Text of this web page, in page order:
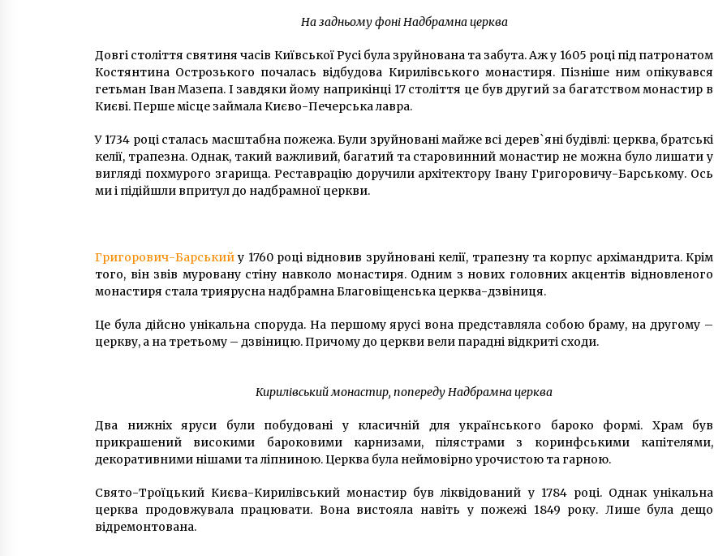
На задньому фоні Надбрамна церква
Довгі століття святиня часів Київської Русі була зруйнована та забута. Аж у 1605 році під патронатом
Костянтина Острозького почалась відбудова Кирилівського монастиря. Пізніше ним опікувався
гетьман Іван Мазепа. І завдяки йому наприкінці 17 століття це був другий за багатством монастир в
Києві. Перше місце займала Києво-Печерська лавра.
У 1734 році сталась масштабна пожежа. Були зруйновані майже всі дерев`яні будівлі: церква, братські
келії, трапезна. Однак, такий важливий, багатий та старовинний монастир не можна було лишати у
вигляді похмурого згарища. Реставрацію доручили архітектору Івану Григоровичу-Барському. Ось
ми і підійшли впритул до надбрамної церкви.
Григорович-Барськийу 1760 році відновив зруйновані келії, трапезну та корпус архімандрита. Крім
того, він звів муровану стіну навколо монастиря. Одним з нових головних акцентів відновленого
монастиря стала триярусна надбрамна Благовіщенська церква-дзвіниця.
Це була дійсно унікальна споруда. На першому ярусі вона представляла собою браму, на другому –
церкву, а на третьому – дзвіницю. Причому до церкви вели парадні відкриті сходи.
Кирилівський монастир, попереду Надбрамна церква
Два нижніх яруси були побудовані у класичній для українського бароко формі. Храм був
прикрашений високими бароковими карнизами, пілястрами з коринфськими капітелями,
декоративними нішами та ліпниною. Церква була неймовірно урочистою та гарною.
Свято-Троїцький Києва-Кирилівський монастир був ліквідований у 1784 році. Однак унікальна
церква продовжувала працювати. Вона вистояла навіть у пожежі 1849 року. Лише була дещо
відремонтована.